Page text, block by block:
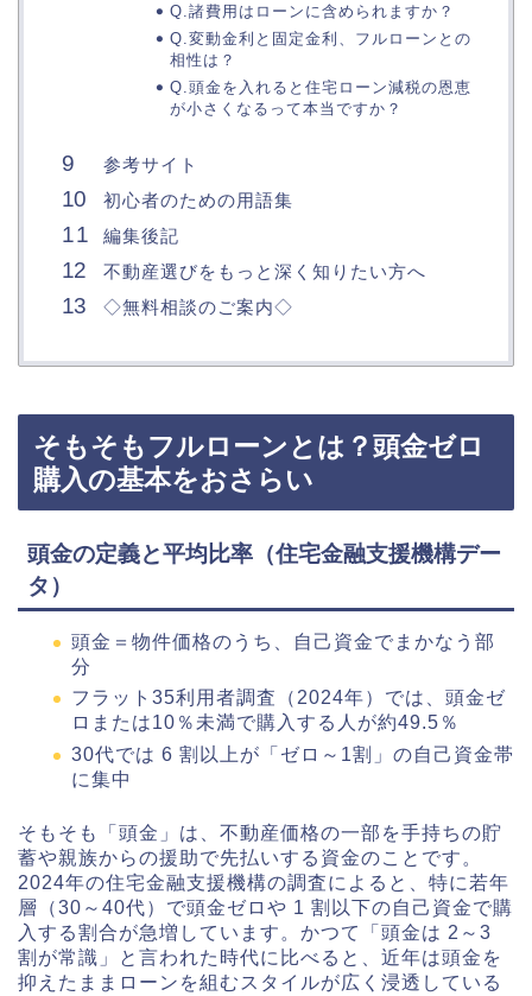
Q.諸費用はローンに含められますか？
Q.変動金利と固定金利、フルローンとの
相性は？
Q.頭金を入れると住宅ローン減税の恩恵
が小さくなるって本当ですか？
参考サイト
初心者のための用語集
編集後記
不動産選びをもっと深く知りたい方へ
◇無料相談のご案内◇
そもそもフルローンとは？頭金ゼロ
購入の基本をおさらい
頭金の定義と平均比率（住宅金融支援機構デー
タ）
頭金＝物件価格のうち、自己資金でまかなう部
分
フラット35利用者調査（2024年）では、頭金ゼ
ロまたは10％未満で購入する人が約49.5％
30代では 6 割以上が「ゼロ～1割」の自己資金帯
に集中
そもそも「頭金」は、不動産価格の一部を手持ちの貯
蓄や親族からの援助で先払いする資金のことです。
2024年の住宅金融支援機構の調査によると、特に若年
層（30～40代）で頭金ゼロや 1 割以下の自己資金で購
入する割合が急増しています。かつて「頭金は 2～3
割が常識」と言われた時代に比べると、近年は頭金を
抑えたままローンを組むスタイルが広く浸透している